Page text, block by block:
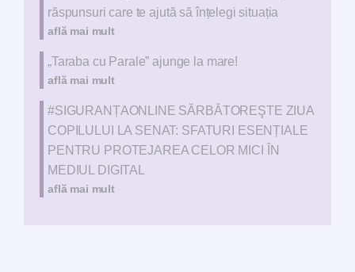
răspunsuri care te ajută să înțelegi situația
află mai mult
„Taraba cu Parale” ajunge la mare!
află mai mult
#SIGURANȚAONLINE SĂRBĂTOREŞTE ZIUA
COPILULUI LA SENAT: SFATURI ESENȚIALE
PENTRU PROTEJAREA CELOR MICI ÎN
MEDIUL DIGITAL
află mai mult